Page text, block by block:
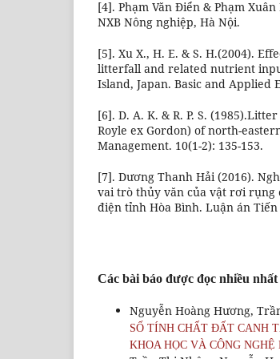
[4]. Phạm Văn Điển & Phạm
NXB Nông nghiệp, Hà Nội.
[5]. Xu X., H. E. & S. H.(2004).
litterfall and related nutrient
Island, Japan. Basic and Applied
[6]. D. A. K. & R. P. S.
Royle ex Gordon) of north-
Management. 10(1-2): 135-153.
[7]. Dương Thanh Hải (2016).
vai trò thủy văn của vật rơi rụng
điện tỉnh Hòa Bình. Luận án
Các bài báo được đọc nhiều nhất
Nguyễn Hoàng Hương,
SỐ TÍNH CHẤT ĐẤT CANH
KHOA HỌC VÀ CÔNG